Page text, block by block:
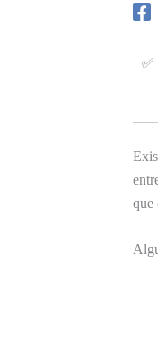
✅
que